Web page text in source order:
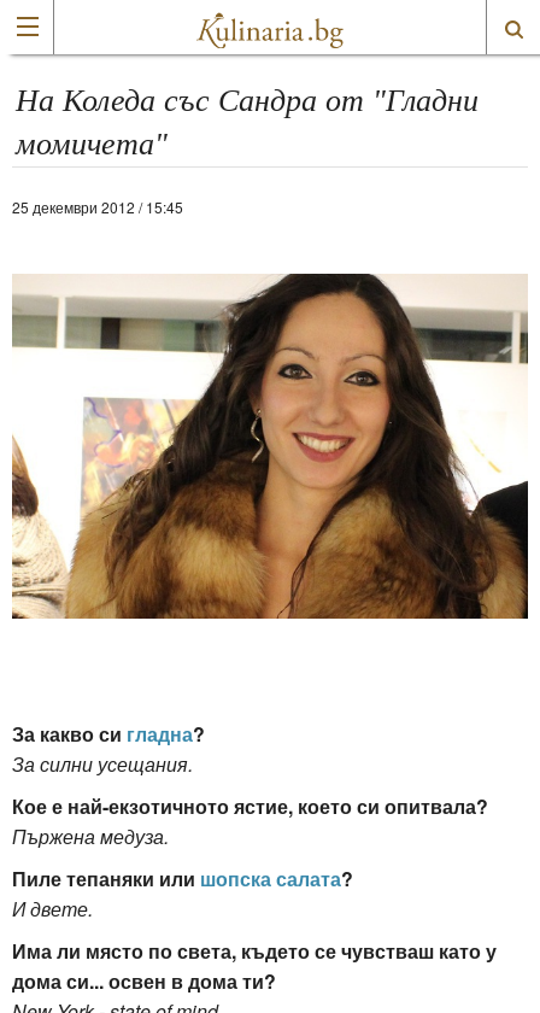
На Коледа със Сандра от "Гладни
момичета"
25 декември 2012 / 15:45
За какво си гладна?
За силни усещания.
Кое е най-екзотичното ястие, което си опитвала?
Пържена медуза.
Пиле тепаняки или шопска салата?
И двете.
Има ли място по света, където се чувстваш като у
дома си... освен в дома ти?